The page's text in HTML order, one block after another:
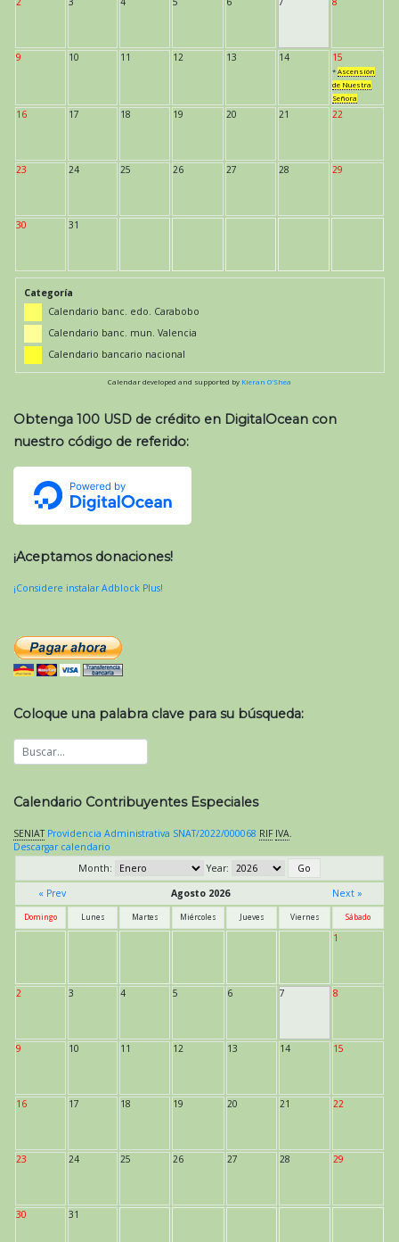
9 10 11 12 13 14 15
* Ascensión
de Nuestra
Señora
16 17 18 19 20 21 22
23 24 25 26 27 28 29
30 31
Categoría
Calendario banc. edo. Carabobo
Calendario banc. mun. Valencia
Calendario bancario nacional
Calendar developed and supported by Kieran O'Shea
Obtenga 100 USD de crédito en DigitalOcean con
nuestro código de referido:
¡Aceptamos donaciones!
¡Considere instalar Adblock Plus!
Coloque una palabra clave para su búsqueda:
Calendario Contribuyentes Especiales
SENIAT Providencia Administrativa SNAT/2022/000068 RIF IVA
Descargar calendario
Month:
Year:
« Prev
Agosto 2026 Next »
Domingo Lunes Martes Miércoles Jueves Viernes Sábado
1
2 3 4 5 6 7 8
9 10 11 12 13 14 15
16 17 18 19 20 21 22
23 24 25 26 27 28 29
30 31